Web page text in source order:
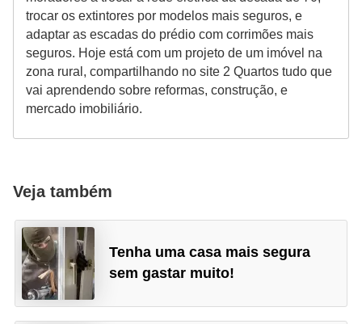
trocar os extintores por modelos mais seguros, e
adaptar as escadas do prédio com corrimões mais
seguros. Hoje está com um projeto de um imóvel na
zona rural, compartilhando no site 2 Quartos tudo que
vai aprendendo sobre reformas, construção, e
mercado imobiliário.
Veja também
Tenha uma casa mais segura
sem gastar muito!